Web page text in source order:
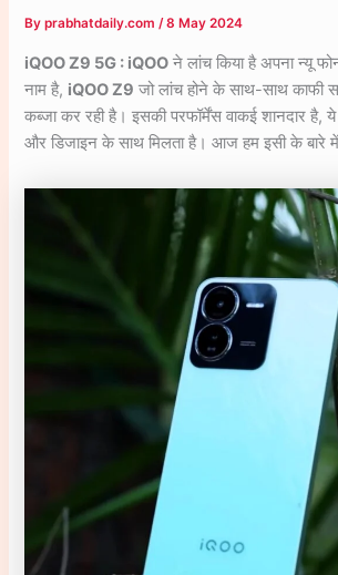
Byprabhatdaily.com/8 May 2024
iQOO Z9 5G : iQOO ने लांच किया है अपना न्यू
नाम है, iQOO Z9 जो लांच होने के साथ-साथ काफी
कब्जा कर रही है। इसकी परफॉर्मेंस वाकई शानदार है,
और डिजाइन के साथ मिलता है। आज हम इसी के बारे में